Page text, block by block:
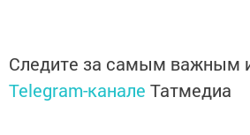
Следите за самым важным
Telegram-канале Татмедиа